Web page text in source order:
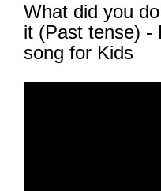
What did you
it (Past tense) -
song for Kids